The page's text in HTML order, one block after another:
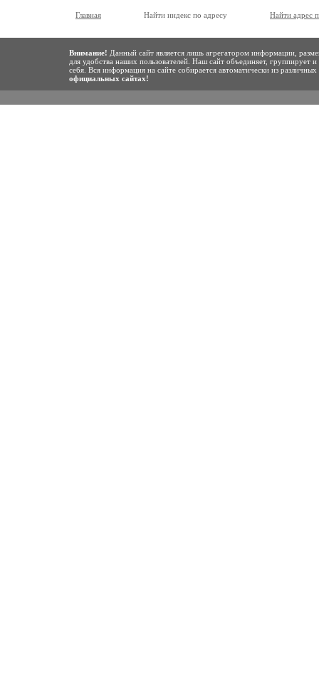
Главная Найти индекс по адресу Найти адрес
Внимание! Данный сайт является лишь агрегатором информации,
для удобства наших пользователей. Наш сайт объединяет,
себя. Вся информация на сайте собирается автоматически из
официальных сайтах!